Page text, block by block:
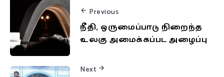
Previous
நீதி, ஒருமைப்பாடு நிறைந்த
உலகு அமைக்கப்பட அழைப்பு
Next